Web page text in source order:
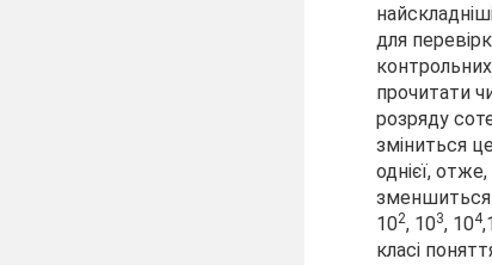
для
прочитати
розряду
зміниться
однієї,
зменшиться
102, 103, 104
класі